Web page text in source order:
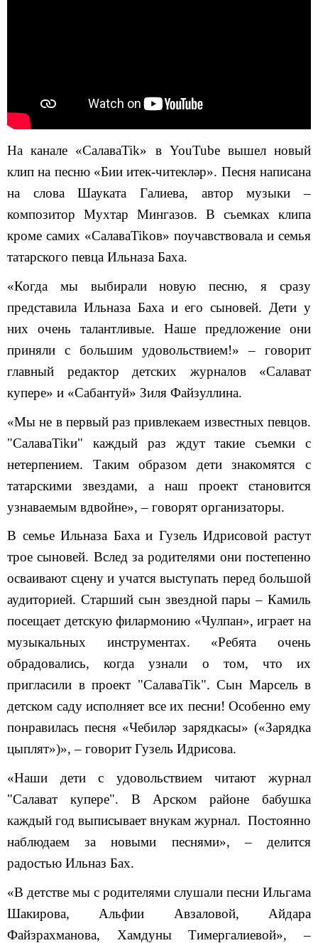
На канале «СалаваTik» в YouTube вышел новый
клип на песню «Бии итек-читекләр». Песня написана
на слова Шауката Галиева, автор музыки –
композитор Мухтар Мингазов. В съемках клипа
кроме самих «СалаваTikов» поучавствовала и семья
татарского певца Ильназа Баха.
«Когда мы выбирали новую песню, я сразу
представила Ильназа Баха и его сыновей. Дети у
них очень талантливые. Наше предложение они
приняли с большим удовольствием!» – говорит
главный редактор детских журналов «Салават
купере» и «Сабантуй» Зиля Файзуллина.
«Мы не в первый раз привлекаем известных певцов.
"СалаваTikи" каждый раз ждут такие съемки с
нетерпением. Таким образом дети знакомятся с
татарскими звездами, а наш проект становится
узнаваемым вдвойне», – говорят организаторы.
В семье Ильназа Баха и Гузель Идрисовой растут
трое сыновей. Вслед за родителями они постепенно
осваивают сцену и учатся выступать перед большой
аудиторией. Старший сын звездной пары – Камиль
посещает детскую филармонию «Чулпан», играет на
музыкальных инструментах. «Ребята очень
обрадовались, когда узнали о том, что их
пригласили в проект "СалаваTik". Сын Марсель в
детском саду исполняет все их песни! Особенно ему
понравилась песня «Чебиләр зарядкасы» («Зарядка
цыплят»)», – говорит Гузель Идрисова.
«Наши дети с удовольствием читают журнал
"Салават купере". В Арском районе бабушка
каждый год выписывает внукам журнал. Постоянно
наблюдаем за новыми песнями», – делится
радостью Ильназ Бах.
«В детстве мы с родителями слушали песни Ильгама
Шакирова, Альфии Авзаловой, Айдара
Файзрахманова, Хамдуны Тимергалиевой», –